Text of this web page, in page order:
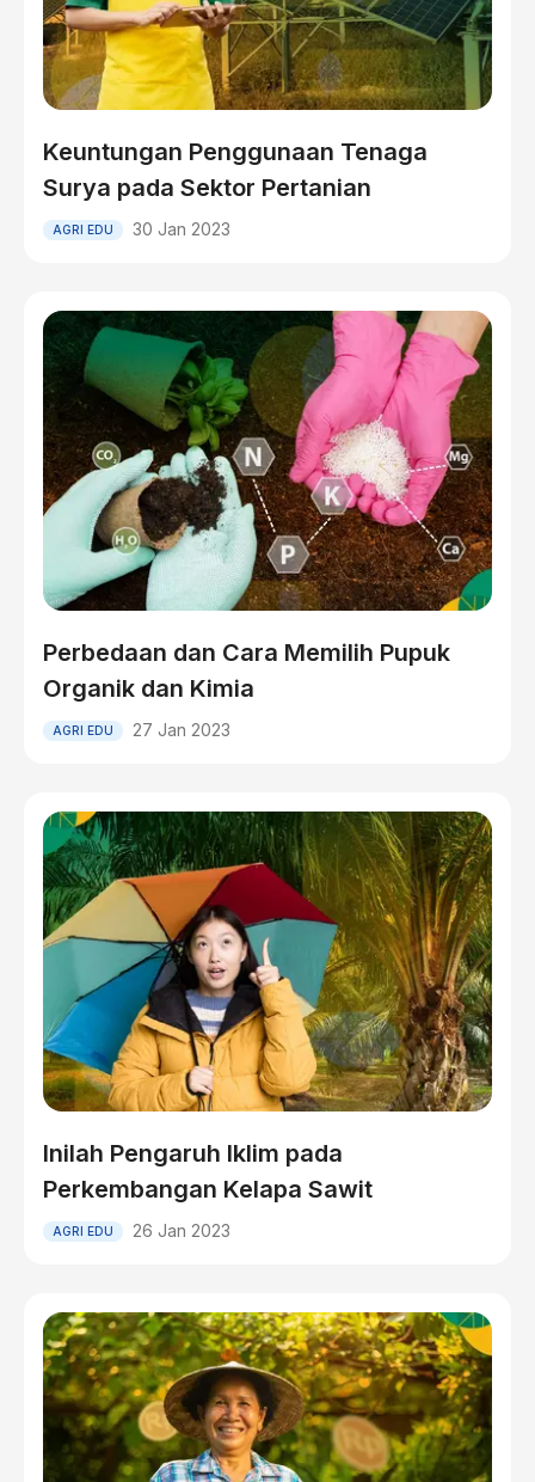
Keuntungan Penggunaan Tenaga
Surya pada Sektor Pertanian
AGRI EDU 30 Jan 2023
Perbedaan dan Cara Memilih Pupuk
Organik dan Kimia
AGRI EDU 27 Jan 2023
Inilah Pengaruh Iklim pada
Perkembangan Kelapa Sawit
AGRI EDU 26 Jan 2023